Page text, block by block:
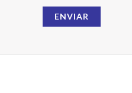
ENVIAR